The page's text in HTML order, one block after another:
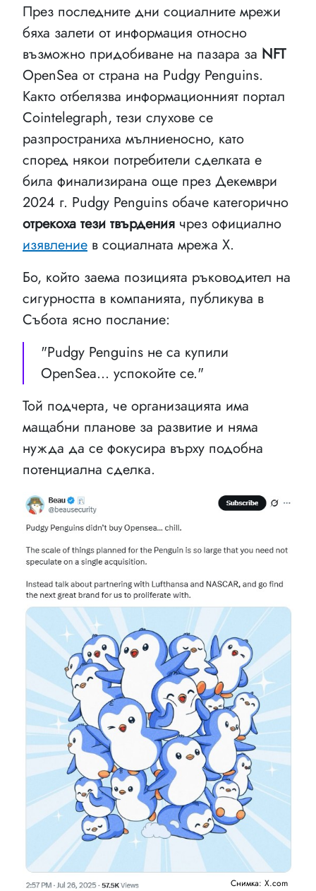
През последните дни социалните мрежи
бяха залети от информация относно
възможно придобиване на пазара за NFT
OpenSea от страна на Pudgy Penguins.
Както отбелязва информационният портал
Cointelegraph, тези слухове се
разпространиха мълниеносно, като
според някои потребители сделката е
била финализирана още през Декември
2024 г. Pudgy Penguins обаче категорично
отрекоха тези твърдения чрез официално
изявление в социалната мрежа X.
Бо, който заема позицията ръководител на
сигурността в компанията, публикува в
Събота ясно послание:
"Pudgy Penguins не са купили
OpenSea... успокойте се."
Той подчерта, че организацията има
мащабни планове за развитие и няма
нужда да се фокусира върху подобна
потенциална сделка.
Снимка: X.com